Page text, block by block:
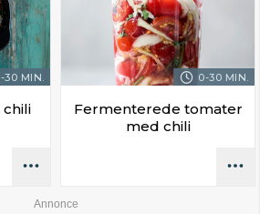
30 MIN.
chili
0-30 MIN.
Fermenterede tomater
med chili